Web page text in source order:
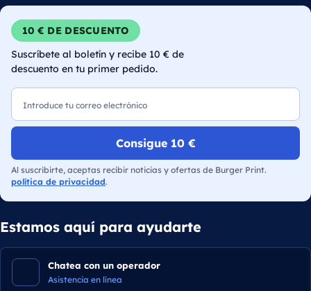
10 € DE DESCUENTO
Suscríbete al boletín y recibe 10 € de
descuento en tu primer pedido.
Consigue 10 €
Al suscribirte, aceptas recibir noticias y ofertas de Burger Print.
política de privacidad.
Estamos aquí para ayudarte
Chatea con un operador
Asistencia en línea